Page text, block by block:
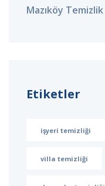
Mazıköy Temizlik
Etiketler
işyeri temizliği
villa temizliği